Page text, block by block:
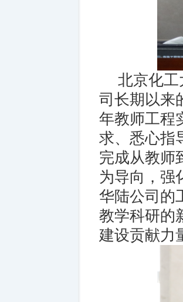
北京化
司长期以来
年教师工程
求、悉心指
完成从教师
为导向，强
华陆公司的
教学科研的
建设贡献力